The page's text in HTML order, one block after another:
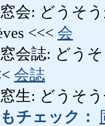
会: どうそう
<<< 会
会誌: どうそ
会誌
生: どうそ
チェック：